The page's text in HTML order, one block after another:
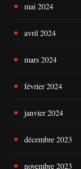
mai 2024
avril 2024
mars 2024
février 2024
janvier 2024
décembre 2023
novembre 2023